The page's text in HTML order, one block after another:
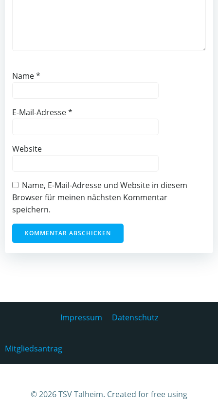
Name*
E-Mail-Adresse*
Website
Name, E-Mail-Adresse und Website in diesem
Browser für meinen nächsten Kommentar
speichern.
Impressum Datenschutz
Mitgliedsantrag
© 2026 TSV Talheim. Created for free using